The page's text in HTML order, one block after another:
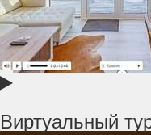
Виртуальный